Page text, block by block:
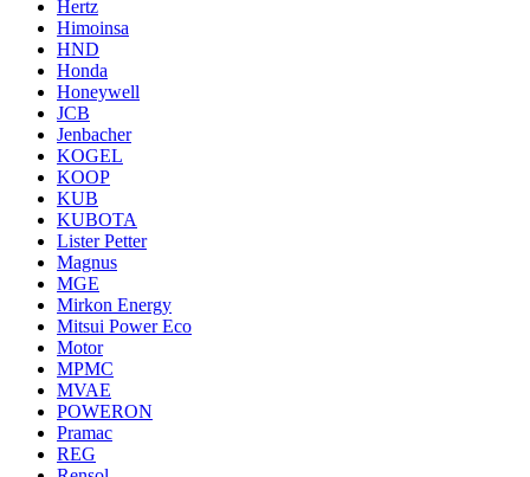
Hertz
Himoinsa
HND
Honda
Honeywell
JCB
Jenbacher
KOGEL
KOOP
KUB
KUBOTA
Lister Petter
Magnus
MGE
Mirkon Energy
Mitsui Power Eco
Motor
MPMC
MVAE
POWERON
Pramac
REG